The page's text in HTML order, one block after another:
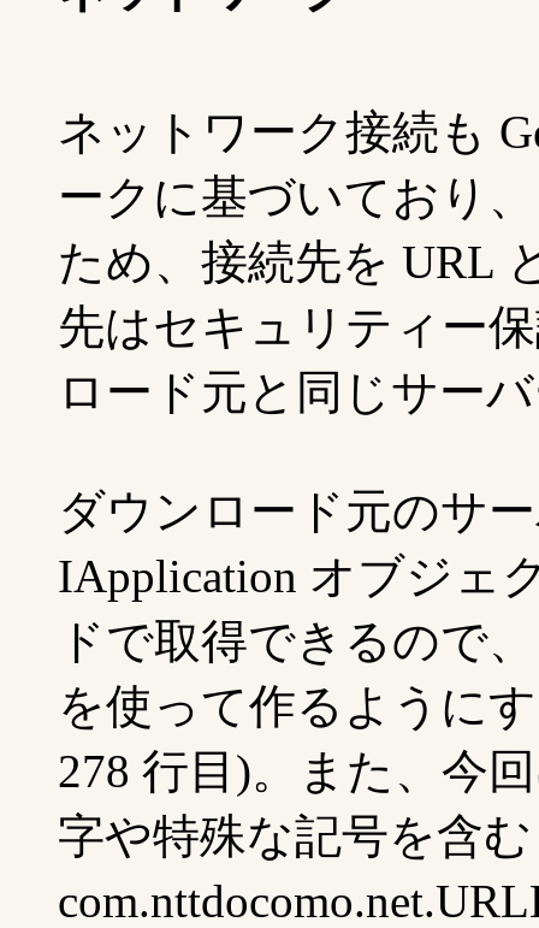
ネットワーク接続も
ークに基づいており
ため、接続先を URL
先はセキュリティー
ロード元と同じサー
ダウンロード元のサ
IApplication オブジェ
ドで取得できるので
を使って作るように
278 行目)。また、今
字や特殊な記号を含